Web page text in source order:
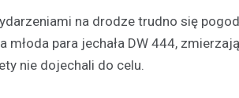
na drodze trudno się
para jechała DW 444,
nie dojechali do celu.